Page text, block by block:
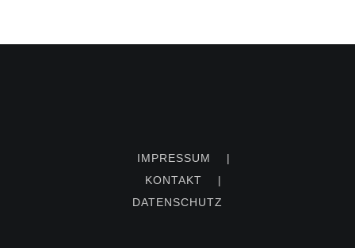
IMPRESSUM
|
KONTAKT
|
DATENSCHUTZ